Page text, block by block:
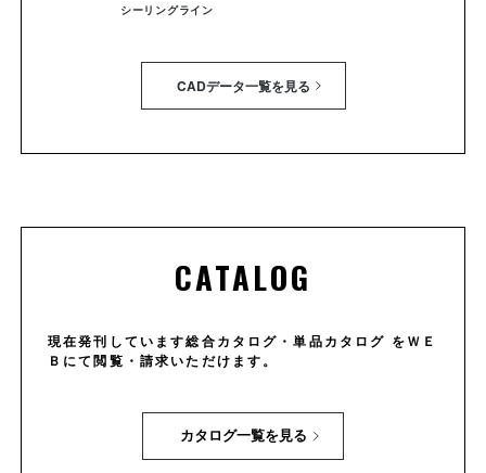
シーリングライン
CADデータ一覧を見る
CATALOG
現在発刊しています総合カタログ・単品カタログ をＷＥ
Ｂにて閲覧・請求いただけます。
カタログ一覧を見る